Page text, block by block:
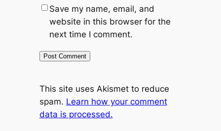
Save my name, email, and
website in this browser for the
next time I comment.
This site uses Akismet to reduce
spam. Learn how your comment
data is processed.